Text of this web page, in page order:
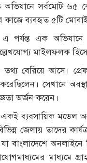
অভিযানে সর্বমোট ৬৫
কাজে ব্যবহৃত ৫টি
পর্যন্ত এক
মাইলফলক
তথ্য বেরিয়ে
সেখানে
অর্জন করেন।
একই ব্যবসায়িক মডেল
জেলায় তাদের
অনলাইনে
মাধ্যমে